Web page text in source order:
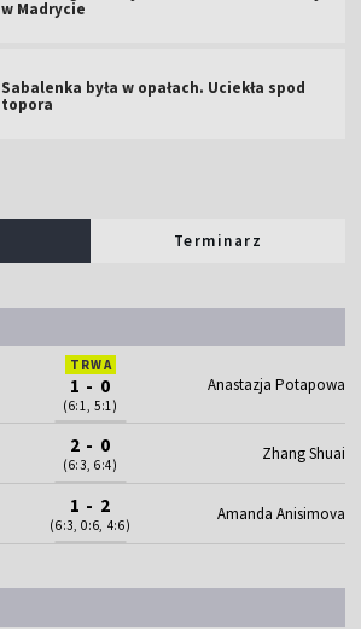
w Madrycie
Sabalenka była w opałach. Uciekła spod
topora
Terminarz
TRWA
1 - 0
(6:1, 5:1)
Anastazja Potapowa
2 - 0
(6:3, 6:4)
Zhang Shuai
1 - 2
(6:3, 0:6, 4:6)
Amanda Anisimova